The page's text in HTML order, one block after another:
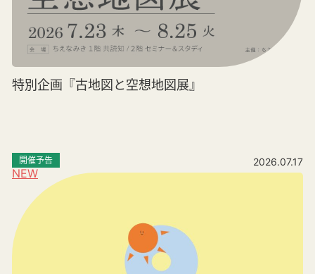
特別企画『古地図と空想地図展』
NEW
開催予告 2026.07.17